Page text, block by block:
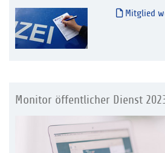
Mitglied
Monitor öffentlicher Dienst